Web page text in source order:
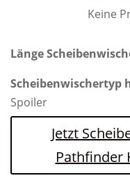
Keine
Länge
Scheibenwischertyp
Spoiler
Jetzt
Pathfinder